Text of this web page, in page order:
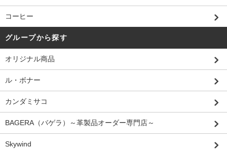
コーヒー
グループから探す
オリジナル商品
ル・ボナー
カンダミサコ
BAGERA（バゲラ）～革製品オーダー専門店～
Skywind